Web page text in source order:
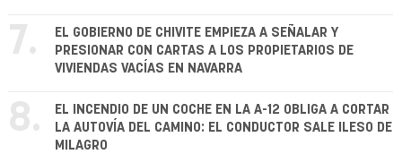
7.
EL GOBIERNO DE CHIVITE EMPIEZA A SEÑALAR Y
PRESIONAR CON CARTAS A LOS PROPIETARIOS DE
VIVIENDAS VACÍAS EN NAVARRA
8.
EL INCENDIO DE UN COCHE EN LA A-12 OBLIGA A CORTAR
LA AUTOVÍA DEL CAMINO: EL CONDUCTOR SALE ILESO DE
MILAGRO